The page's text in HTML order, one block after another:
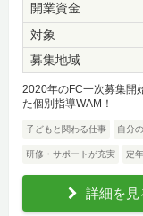
開業資金
対象
募集地域
2020年のFC一次募集開
た個別指導WAM！
子どもと関わる仕事 自分
研修・サポートが充実 定
詳細を見